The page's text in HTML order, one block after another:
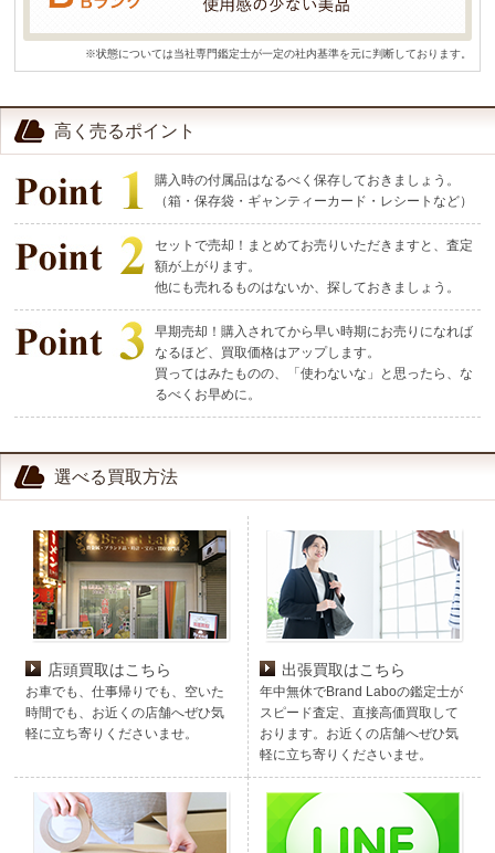
※状態については当社専門鑑定士が一定の社内基準を元に判断しております。
高く売るポイント
購入時の付属品はなるべく保存しておきましょう。
（箱・保存袋・ギャンティーカード・レシートなど）
セットで売却！まとめてお売りいただきますと、査定
額が上がります。
他にも売れるものはないか、探しておきましょう。
早期売却！購入されてから早い時期にお売りになれば
なるほど、買取価格はアップします。
買ってはみたものの、「使わないな」と思ったら、な
るべくお早めに。
選べる買取方法
店頭買取はこちら
お車でも、仕事帰りでも、空いた
時間でも、お近くの店舗へぜひ気
軽に立ち寄りくださいませ。
出張買取はこちら
年中無休でBrand Laboの鑑定士が
スピード査定、直接高価買取して
おります。お近くの店舗へぜひ気
軽に立ち寄りくださいませ。